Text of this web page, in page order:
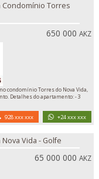
650 000AKZ
condomínio Torres do Nova Vida,
- 3
928 xxx xxx +24 xxx xxx
T3 em Nova Vida - Golfe
65 000 000AKZ